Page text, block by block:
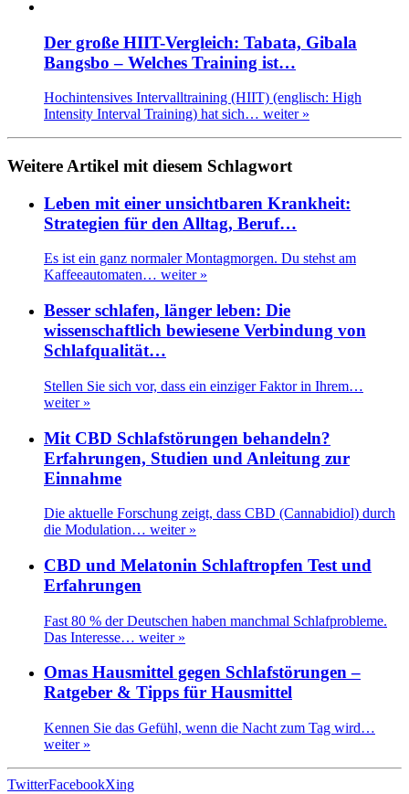
Der große HIIT-Vergleich: Tabata, Gibala
Bangsbo – Welches Training ist…
Hochintensives Intervalltraining (HIIT) (englisch: High
Intensity Interval Training) hat sich… weiter »
Weitere Artikel mit diesem Schlagwort
Leben mit einer unsichtbaren Krankheit:
Strategien für den Alltag, Beruf…
Es ist ein ganz normaler Montagmorgen. Du stehst am
Kaffeeautomaten… weiter »
Besser schlafen, länger leben: Die
wissenschaftlich bewiesene Verbindung von
Schlafqualität…
Stellen Sie sich vor, dass ein einziger Faktor in Ihrem…
weiter »
Mit CBD Schlafstörungen behandeln?
Erfahrungen, Studien und Anleitung zur
Einnahme
Die aktuelle Forschung zeigt, dass CBD (Cannabidiol) durch
die Modulation… weiter »
CBD und Melatonin Schlaftropfen Test und
Erfahrungen
Fast 80 % der Deutschen haben manchmal Schlafprobleme.
Das Interesse… weiter »
Omas Hausmittel gegen Schlafstörungen –
Ratgeber & Tipps für Hausmittel
Kennen Sie das Gefühl, wenn die Nacht zum Tag wird…
weiter »
TwitterFacebookXing